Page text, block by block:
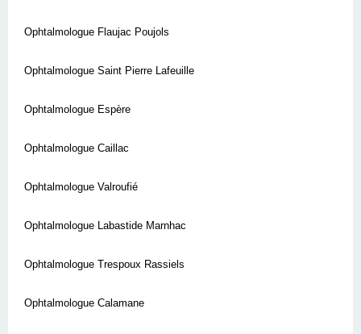
Ophtalmologue Flaujac Poujols
Ophtalmologue Saint Pierre Lafeuille
Ophtalmologue Espère
Ophtalmologue Caillac
Ophtalmologue Valroufié
Ophtalmologue Labastide Marnhac
Ophtalmologue Trespoux Rassiels
Ophtalmologue Calamane